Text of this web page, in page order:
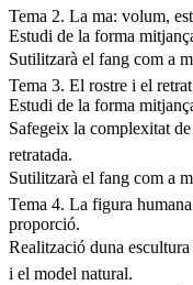
Tema 2. La ma: volum,
Estudi de la forma
Sutilitzarà el fang com a
Tema 3. El rostre i el
Estudi de la forma
Safegeix la complexitat
retratada.
Sutilitzarà el fang com a
Tema 4. La figura
proporció.
Realització duna
i el model natural.